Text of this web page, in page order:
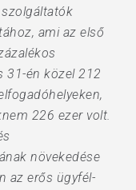
ami az első
31-én közel 212
226 ezer volt.
növekedése
az erős ügyfél-